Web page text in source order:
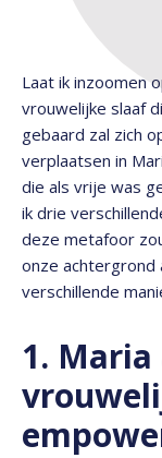
Laat ik inzoomen
vrouwelijke slaaf
gebaard zal zich
verplaatsen in
die als vrije was
ik drie
deze metafoor
onze achtergrond
verschillende
1.